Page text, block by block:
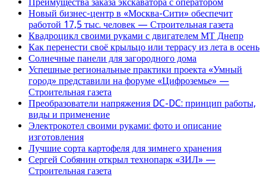
Новый бизнес-центр в «Москва-Сити» обеспечит
работой 17,5 тыс. человек — Строительная газета
Квадроцикл своими руками с двигателем МТ Днепр
Как перенести своё крыльцо или террасу из лета в осень
Солнечные панели для загородного дома
Успешные региональные практики проекта «Умный
город» представили на форуме «Цифроземье» —
Строительная газета
Преобразователи напряжения DC-DC: принцип работы,
виды и применение
Электрокотел своими руками: фото и описание
изготовления
Лучшие сорта картофеля для зимнего хранения
Сергей Собянин открыл технопарк «ЗИЛ» —
Строительная газета